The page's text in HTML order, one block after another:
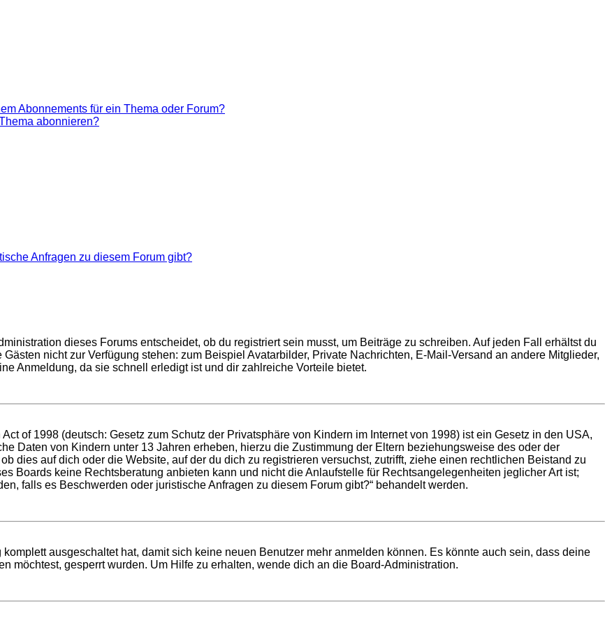
Abonnements für ein Thema oder Forum?
abonnieren?
Anfragen zu diesem Forum gibt?
dieses Forums entscheidet, ob du registriert sein musst, um Beiträge zu schreiben. Auf jeden Fall erhältst du
nicht zur Verfügung stehen: zum Beispiel Avatarbilder, Private Nachrichten, E-Mail-Versand an andere Mitglieder,
Anmeldung, da sie schnell erledigt ist und dir zahlreiche Vorteile bietet.
of 1998 (deutsch: Gesetz zum Schutz der Privatsphäre von Kindern im Internet von 1998) ist ein Gesetz in den USA,
Daten von Kindern unter 13 Jahren erheben, hierzu die Zustimmung der Eltern beziehungsweise des oder der
dies auf dich oder die Website, auf der du dich zu registrieren versuchst, zutrifft, ziehe einen rechtlichen Beistand zu
Boards keine Rechtsberatung anbieten kann und nicht die Anlaufstelle für Rechtsangelegenheiten jeglicher Art ist;
falls es Beschwerden oder juristische Anfragen zu diesem Forum gibt?“ behandelt werden.
ausgeschaltet hat, damit sich keine neuen Benutzer mehr anmelden können. Es könnte auch sein, dass deine
möchtest, gesperrt wurden. Um Hilfe zu erhalten, wende dich an die Board-Administration.